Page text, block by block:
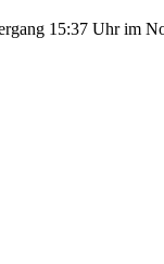
15:37 Uhr im